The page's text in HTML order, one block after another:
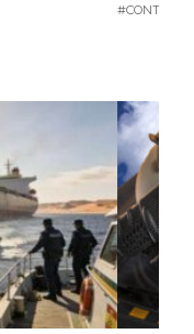
#CONTRATS